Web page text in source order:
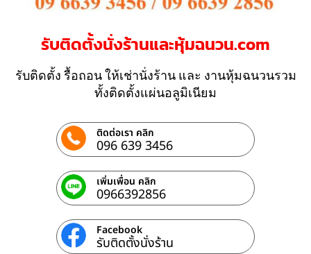
รับติดตั้งนั่งร้านและหุ้มฉนวน.com
รับติดตั้ง รื้อถอน ให้เช่านั่งร้าน และ งานหุ้มฉนวนรวม
ทั้งติดตั้งแผ่นอลูมิเนียม
ติดต่อเรา คลิก
096 639 3456
เพิ่มเพื่อน คลิก
0966392856
Facebook
รับติดตั้งนั่งร้าน